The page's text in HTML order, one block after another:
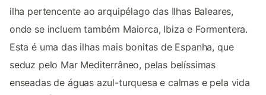
ilha pertencente ao arquipélago das Ilhas Baleares,
onde se incluem também Maiorca, Ibiza e Formentera.
Esta é uma das ilhas mais bonitas de Espanha, que
seduz pelo Mar Mediterrâneo, pelas belíssimas
enseadas de águas azul-turquesa e calmas e pela vida